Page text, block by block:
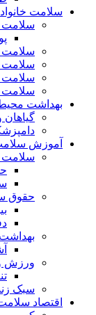
سلامت
سلامت
سلامت
سلامت
سلامت
بهداشت
گیاهان
آموزش
سلامت
حقوق
بهداشت
ورزش
سبک
اقتصاد